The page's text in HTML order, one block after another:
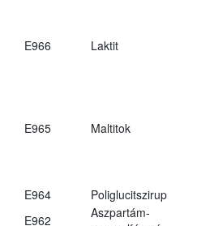
E966 Laktit
E965 Maltitok
E964 Poliglucitszirup
E962
Aszpartám-